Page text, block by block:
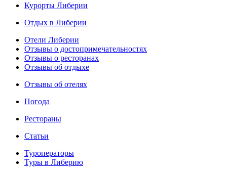
Курорты Либерии
Отдых в Либерии
Отели Либерии
Отзывы о достопримечательностях
Отзывы о ресторанах
Отзывы об отдыхе
Отзывы об отелях
Погода
Рестораны
Статьи
Туроператоры
Туры в Либерию